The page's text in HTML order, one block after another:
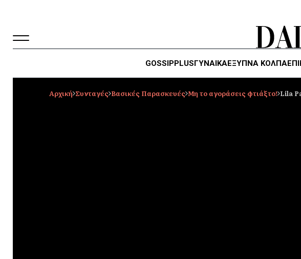
GOSSIPPLUSΓΥΝΑΙΚΑΈΞΥΠΝΑ ΚΌΛΠΑ
Αρχική Συνταγές Βασικές Παρασκευές Μη το αγοράσεις φτιάξτο! Lila